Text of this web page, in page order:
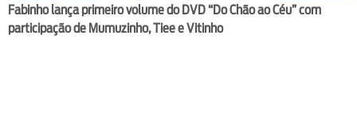
Fabinho lança primeiro volume do DVD “Do Chão ao Céu” com
participação de Mumuzinho, Tiee e Vitinho